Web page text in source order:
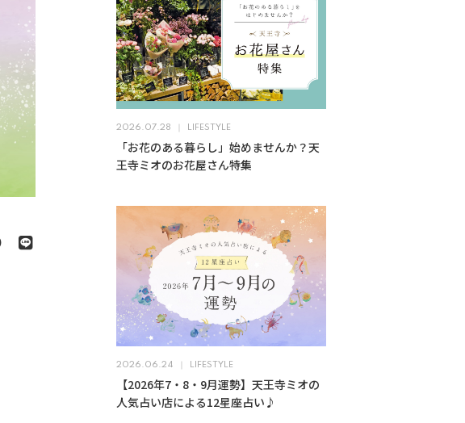
2026.07.28 LIFESTYLE
「お花のある暮らし」始めませんか？天
王寺ミオのお花屋さん特集
2026.06.24 LIFESTYLE
【2026年7・8・9月運勢】天王寺ミオの
人気占い店による12星座占い♪